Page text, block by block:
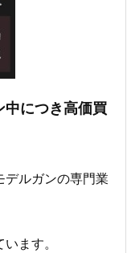
中につき高価買
デルガンの専門業
ます。